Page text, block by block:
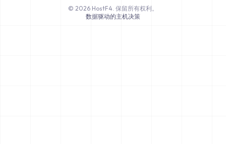
© 2026 HostF4. 保留所有权利。
数据驱动的主机决策